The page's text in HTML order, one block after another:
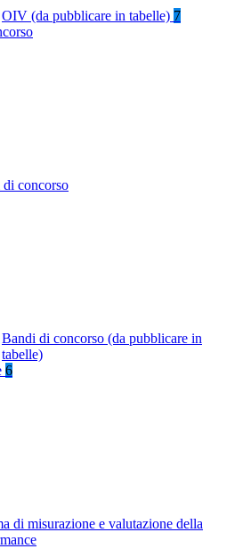
OIV (da pubblicare in tabelle) 7
concorso
Bandi di concorso (da pubblicare in
tabelle)
6
di misurazione e valutazione della